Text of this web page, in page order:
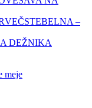
VEČSTEBELNA –
DEŽNIKA
meje